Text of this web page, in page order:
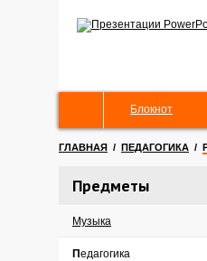
Блокнот
ГЛАВНАЯ / ПЕДАГОГИКА /
Предметы
Музыка
Педагогика